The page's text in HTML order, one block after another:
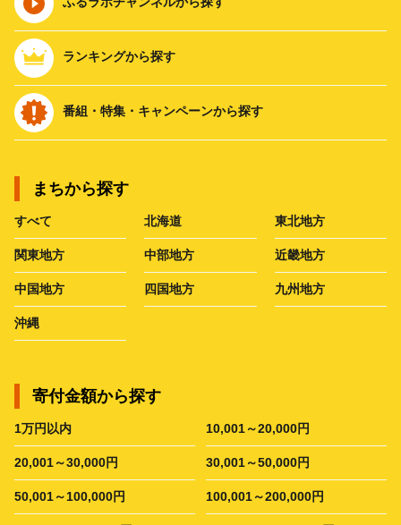
ランキングから探す
番組・特集・キャンペーンから探す
まちから探す
すべて 北海道 東北地方
関東地方 中部地方 近畿地方
中国地方 四国地方 九州地方
沖縄
寄付金額から探す
1万円以内 10,001～20,000円
20,001～30,000円 30,001～50,000円
50,001～100,000円 100,001～200,000円